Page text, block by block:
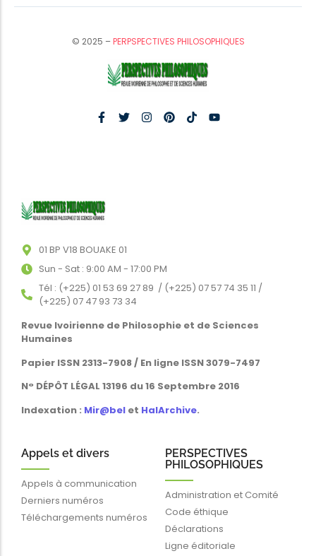
© 2025 –PERPSPECTIVES PHILOSOPHIQUES
01 BP V18 BOUAKE 01
Sun - Sat : 9:00 AM - 17:00 PM
Tél : (+225) 01 53 69 27 89 / (+225) 07 57 74 35 11 /
(+225) 07 47 93 73 34
Revue Ivoirienne de Philosophie et de Sciences
Humaines
Papier ISSN 2313-7908 / En ligne ISSN 3079-7497
N° DÉPÔT LÉGAL 13196 du 16 Septembre 2016
Indexation : Mir@bel et HalArchive.
Appels et divers
Appels à communication
Derniers numéros
Téléchargements numéros
PERSPECTIVES
PHILOSOPHIQUES
Administration et Comité
Code éthique
Déclarations
Ligne éditoriale